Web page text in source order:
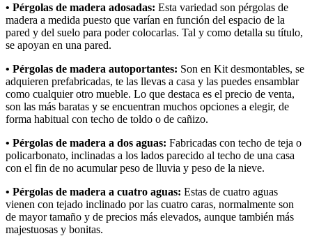
• Pérgolas de madera adosadas: Esta variedad son pérgolas de
madera a medida puesto que varían en función del espacio de la
pared y del suelo para poder colocarlas. Tal y como detalla su título,
se apoyan en una pared.
• Pérgolas de madera autoportantes: Son en Kit desmontables, se
adquieren prefabricadas, te las llevas a casa y las puedes ensamblar
como cualquier otro mueble. Lo que destaca es el precio de venta,
son las más baratas y se encuentran muchos opciones a elegir, de
forma habitual con techo de toldo o de cañizo.
• Pérgolas de madera a dos aguas: Fabricadas con techo de teja o
policarbonato, inclinadas a los lados parecido al techo de una casa
con el fin de no acumular peso de lluvia y peso de la nieve.
• Pérgolas de madera a cuatro aguas: Estas de cuatro aguas
vienen con tejado inclinado por las cuatro caras, normalmente son
de mayor tamaño y de precios más elevados, aunque también más
majestuosas y bonitas.